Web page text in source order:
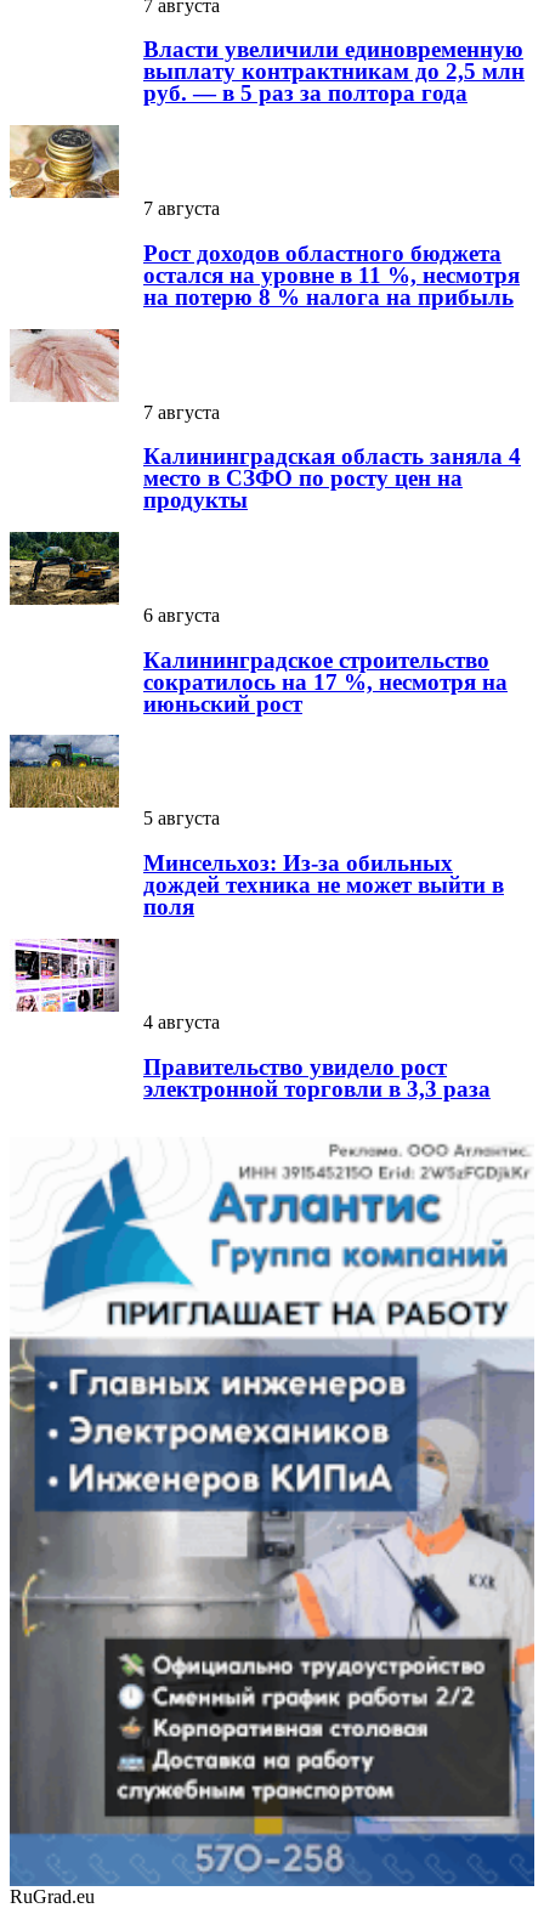
7 августа
Власти увеличили единовременную
выплату контрактникам до 2,5 млн
руб. — в 5 раз за полтора года
7 августа
Рост доходов областного бюджета
остался на уровне в 11 %, несмотря
на потерю 8 % налога на прибыль
7 августа
Калининградская область заняла 4
место в СЗФО по росту цен на
продукты
6 августа
Калининградское строительство
сократилось на 17 %, несмотря на
июньский рост
5 августа
Минсельхоз: Из-за обильных
дождей техника не может выйти в
поля
4 августа
Правительство увидело рост
электронной торговли в 3,3 раза
RuGrad.eu